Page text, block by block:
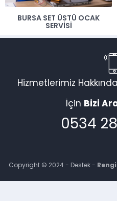
BURSA SET ÜSTÜ OCAK
SERVISI
Hizmetlerimiz
İçin Bizi
0534
Copyright © 2024 - Destek -